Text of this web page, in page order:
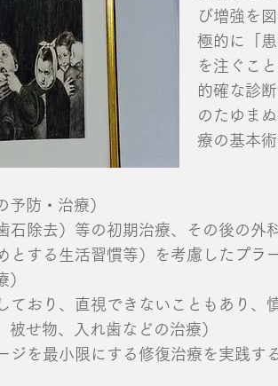
び増強を
極的に「
を注ぐこ
的確な診
のたゆま
療の基本
防・治療）
石除去）等の初期治療、その後の外
とする生活習慣等）を考慮したプラ
ており、直視できないこともあり、
せ物、入れ歯などの治療）
ジを最小限にする修復治療を実践する